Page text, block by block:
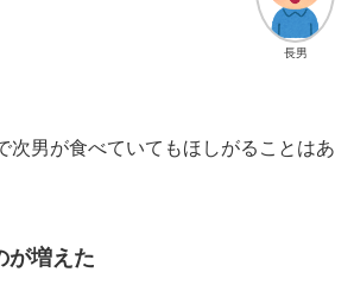
長男
次男が食べていてもほしがることはあ
が増えた